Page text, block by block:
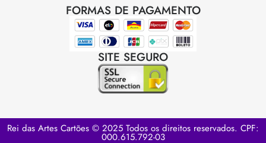
FORMAS DE PAGAMENTO
SITE SEGURO
Rei das Artes Cartões © 2025 Todos os direitos reservados. CPF:
000.615.792-03